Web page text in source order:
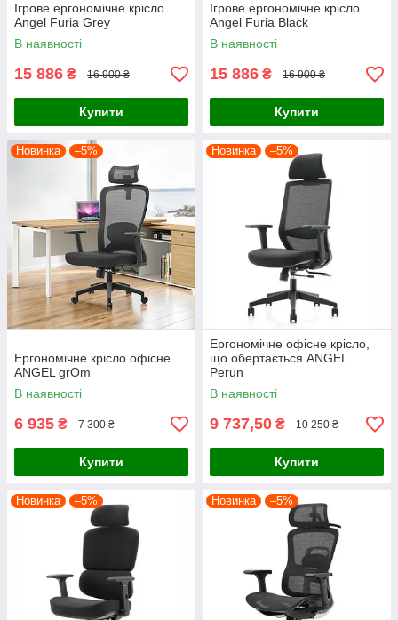
Ігрове ергономічне крісло
Angel Furia Grey
В наявності
15 886 ₴ 16 900 ₴
Купити
Ігрове ергономічне крісло
Angel Furia Black
В наявності
15 886 ₴ 16 900 ₴
Купити
Новинка –5%
Ергономічне крісло офісне
ANGEL grOm
В наявності
6 935 ₴ 7 300 ₴
Купити
Новинка –5%
Ергономічне офісне крісло,
що обертається ANGEL
Perun
В наявності
9 737,50 ₴ 10 250 ₴
Купити
Новинка –5% Новинка –5%